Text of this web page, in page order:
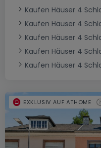
Kaufen Häuser 4
Kaufen Häuser 4
Kaufen Häuser 4
Kaufen Häuser 4
Kaufen Häuser 4
EXKLUSIV AUF ATHOME